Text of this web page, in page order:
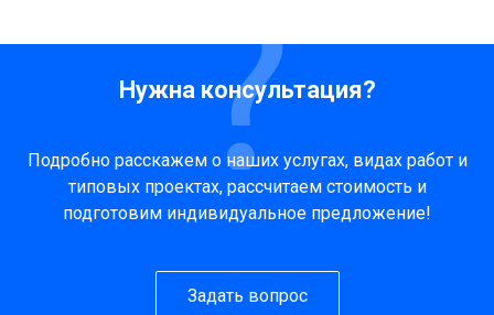
Нужна консультация?
Подробно расскажем о наших услугах, видах работ и
типовых проектах, рассчитаем стоимость и
подготовим индивидуальное предложение!
Задать вопрос